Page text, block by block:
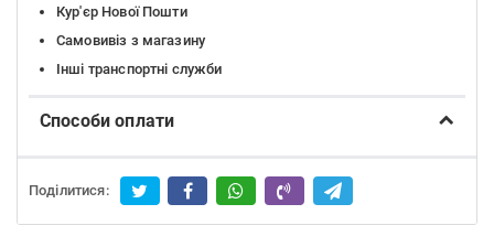
Кур'єр Нової Пошти
Самовивіз з магазину
Інші транспортні служби
Способи оплати
Поділитися: